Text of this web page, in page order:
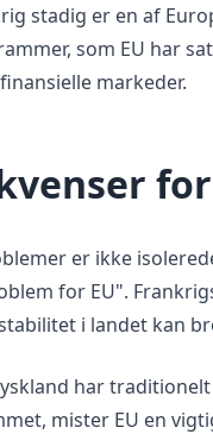
stadig er en af
som EU har
markeder.
er ikke
for EU".
i landet kan
har
mister EU en